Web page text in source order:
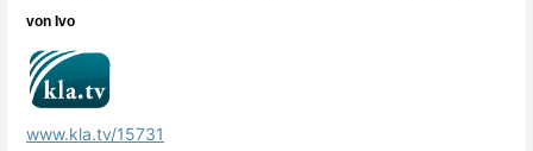
von Ivo
www.kla.tv/15731